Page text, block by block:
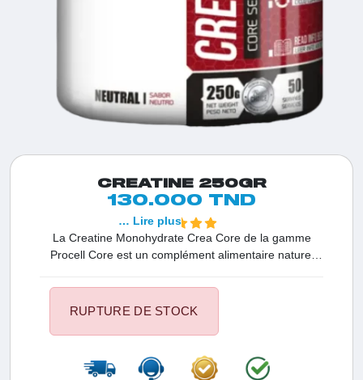
CREATINE 250GR
130.000 TND
La Creatine Monohydrate Crea Core de la gamme
Procell Core est un complément alimentaire naturel
sportifs, il offre une dose de 5 grammes de créatine
par portion de 5 grammes. Sans sucres ajoutés et
… Lire plus
RUPTURE DE STOCK